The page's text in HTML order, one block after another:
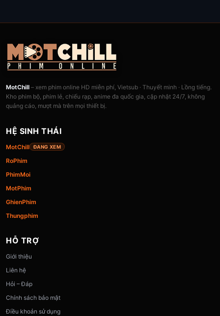
MotChill – xem phim online HD miễn phí, Vietsub · Thuyết minh · Lồng tiếng.
Kho phim bộ, phim lẻ, chiếu rạp, anime đa quốc gia, cập nhật 24/7, không
quảng cáo, mượt mà trên mọi thiết bị.
HỆ SINH THÁI
MotChill ĐANG XEM
RoPhim
PhimMoi
MotPhim
GhienPhim
Thungphim
HỖ TRỢ
Giới thiệu
Liên hệ
Hỏi – Đáp
Chính sách bảo mật
Điều khoản sử dụng